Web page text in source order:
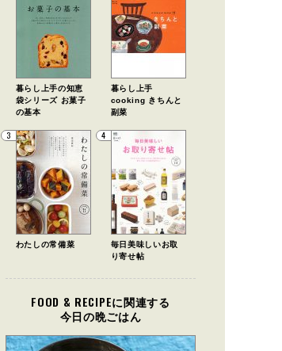
暮らし上手の知恵
袋シリーズ お菓子
の基本
暮らし上手
cooking きちんと
副菜
3
わたしの常備菜
4
毎日美味しいお取
り寄せ帖
FOOD & RECIPEに関連する
今日の晩ごはん